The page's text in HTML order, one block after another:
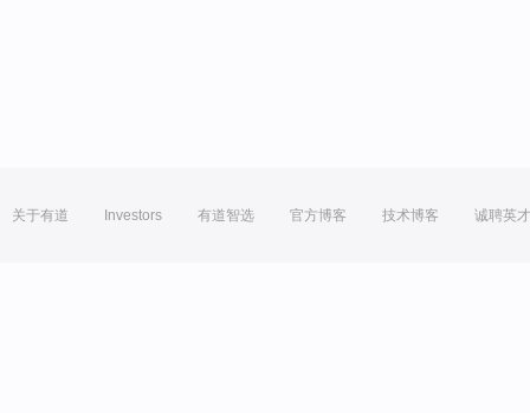
关于有道 Investors 有道智选 官方博客 技术博客 诚聘英才